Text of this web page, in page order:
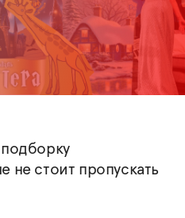
не стоит пропускать